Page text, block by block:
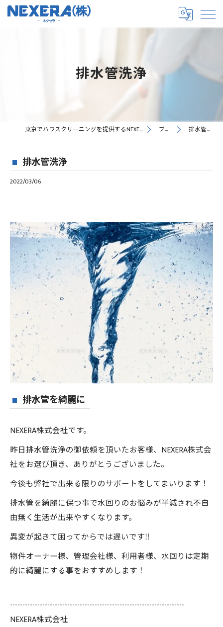
排水管洗浄
東京でハウスクリーニングを提供するNEXERA株式会社 ブログ 排水管洗浄
排水管洗浄
2022/03/06
排水管を綺麗に
NEXERA株式会社です。
昨日排水管洗浄の御依頼を頂いたお客様、NEXERA株式会
社をお選び頂き、ありがとうございました。
今後も弊社で出来る限りのサポートをしてまいります！
排水管を綺麗に保つ事で水回りのお悩みが半減され不自
由無く生活が出来やすくなります。
異変が起きて困ってからでは遅いです‼️
物件オーナー様、管理会社様、利用者様、水回りは定期
的に綺麗にする事をおすすめします！
----------------------------------------------------------------------
NEXERA株式会社